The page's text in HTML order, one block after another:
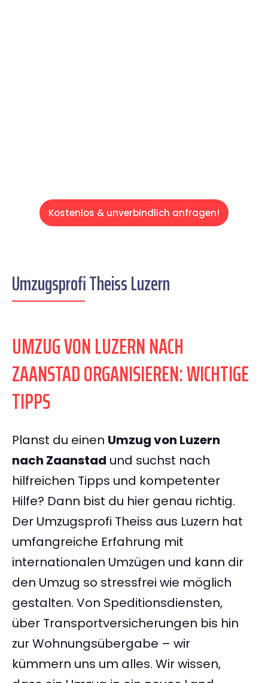
Kostenlos & unverbindlich anfragen!
Umzugsprofi Theiss Luzern
UMZUG VON LUZERN NACH
ZAANSTAD ORGANISIEREN: WICHTIGE
TIPPS
Planst du einen Umzug von Luzern
nach Zaanstad und suchst nach
hilfreichen Tipps und kompetenter
Hilfe? Dann bist du hier genau richtig.
Der Umzugsprofi Theiss aus Luzern hat
umfangreiche Erfahrung mit
internationalen Umzügen und kann dir
den Umzug so stressfrei wie möglich
gestalten. Von Speditionsdiensten,
über Transportversicherungen bis hin
zur Wohnungsübergabe – wir
kümmern uns um alles. Wir wissen,